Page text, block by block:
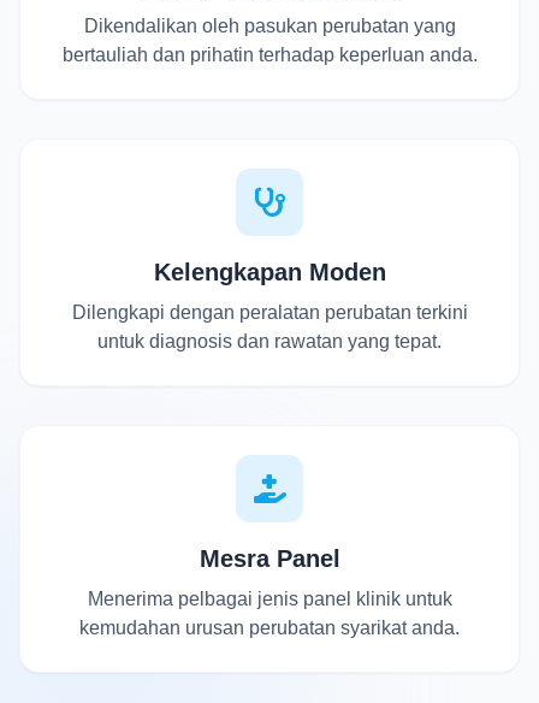
Dikendalikan oleh pasukan perubatan yang
bertauliah dan prihatin terhadap keperluan anda.
Kelengkapan Moden
Dilengkapi dengan peralatan perubatan terkini
untuk diagnosis dan rawatan yang tepat.
Mesra Panel
Menerima pelbagai jenis panel klinik untuk
kemudahan urusan perubatan syarikat anda.